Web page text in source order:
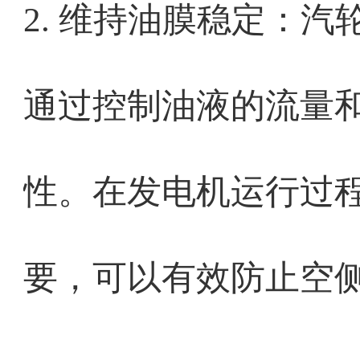
2. 维持油膜稳定：汽
通过控制油液的流量
性。在发电机运行过
要，可以有效防止空